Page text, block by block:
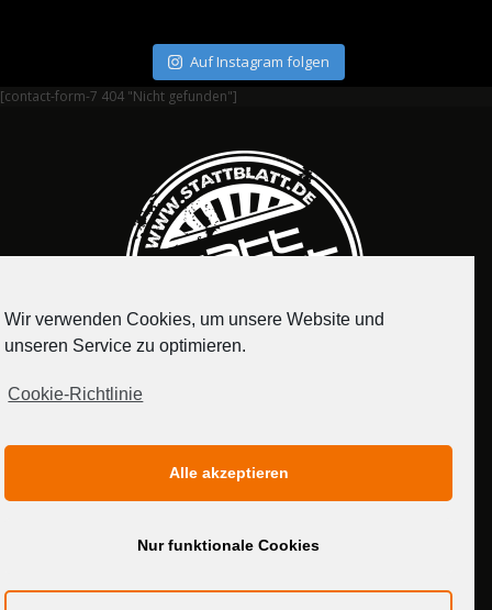
Auf Instagram folgen
[contact-form-7 404 "Nicht gefunden"]
MEDIADATEN
Wir verwenden Cookies, um unsere Website und
unseren Service zu optimieren.
Cookie-Richtlinie
Alle akzeptieren
Nur funktionale Cookies